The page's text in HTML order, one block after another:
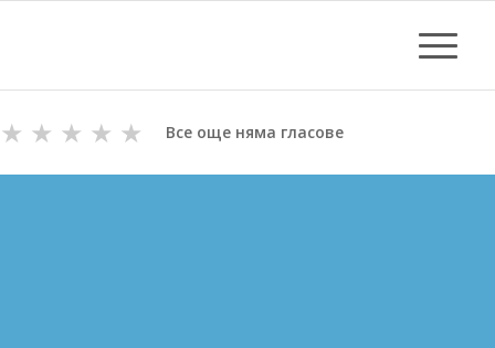
★
★
★
★
★ Все още няма гласове